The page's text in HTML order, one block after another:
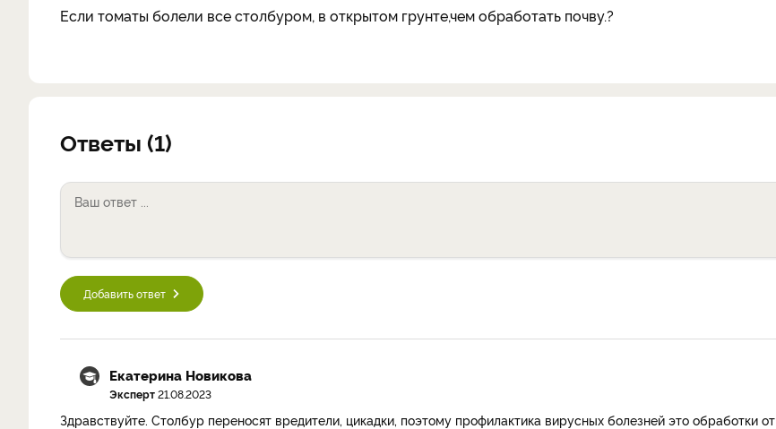
Если томаты болели все столбуром, в открытом грунте,чем обработать почву.?
Ответы (1)
Добавить ответ
Екатерина Новикова
Эксперт21.08.2023
Здравствуйте. Столбур переносят вредители, цикадки, поэтому профилактика вирусных болезней это обработки от